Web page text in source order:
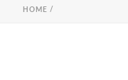
HOME /